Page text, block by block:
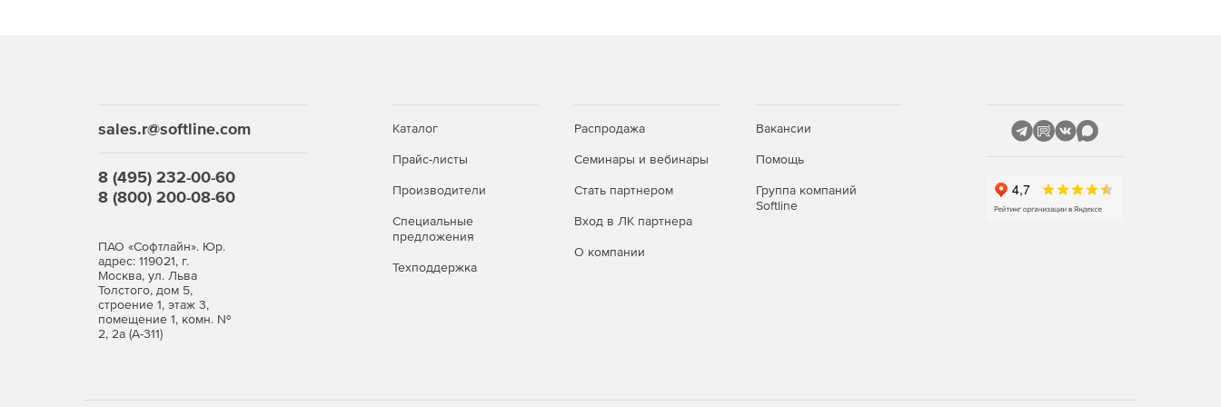
Редактирование модели
Модуль проектирования содержит комплекс команд, которые позволяют легко и быстро получить новое
изделие из ранее спроектированного. Функционально эти команды позволяют следующее: изменить
габариты изделия, заменить исходные материалы и фурнитуру на другой тип, а также удалить, изменить
Создание и использование типовых элементов
Нет необходимости каждый раз проектировать заново огромное количество часто используемых
элементов (стандартных или типовых изделий, фурнитуры и т .д.)
sales.r@softline.com
8 (495) 232-00-60
8 (800) 200-08-60
ПАО «Софтлайн». Юр.
адрес: 119021, г.
Москва, ул. Льва
Толстого, дом 5,
строение 1, этаж 3,
помещение 1, комн. №
2, 2а (А-311)
Каталог
Прайс-листы
Производители
Специальные
предложения
Техподдержка
Распродажа
Семинары и вебинары
Стать партнером
Вход в ЛК партнера
О компании
Вакансии
Помощь
Группа компаний
Softline